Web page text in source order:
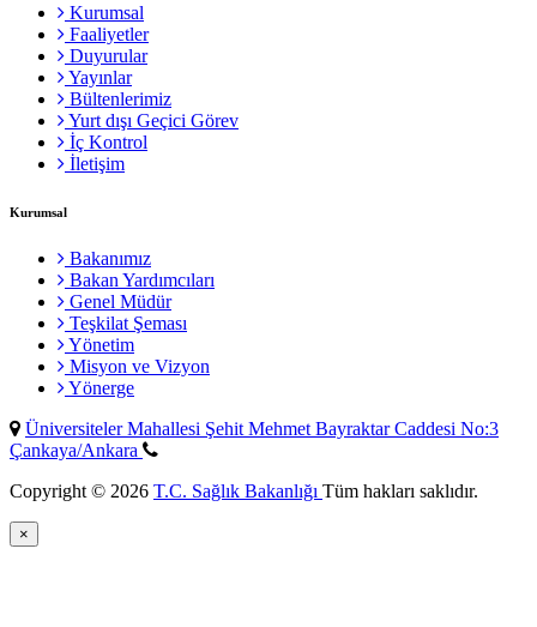
Kurumsal
Faaliyetler
Duyurular
Yayınlar
Bültenlerimiz
Yurt dışı Geçici Görev
İç Kontrol
İletişim
Kurumsal
Bakanımız
Bakan Yardımcıları
Genel Müdür
Teşkilat Şeması
Yönetim
Misyon ve Vizyon
Yönerge
Üniversiteler Mahallesi Şehit Mehmet Bayraktar Caddesi No:3
Çankaya/Ankara
Copyright © 2026 T.C. Sağlık Bakanlığı Tüm hakları saklıdır.
×